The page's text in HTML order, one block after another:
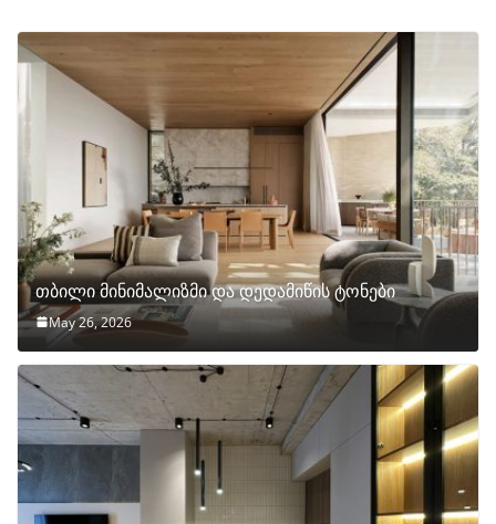
თბილი მინიმალიზმი და დედამიწის ტონები
May 26, 2026